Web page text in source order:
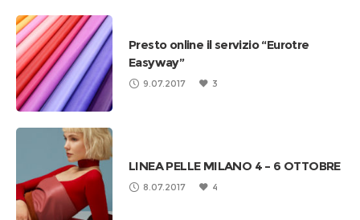
Presto online il servizio “Eurotre
Easyway”
9.07.2017 3
LINEA PELLE MILANO 4 – 6 OTTOBRE
8.07.2017 4